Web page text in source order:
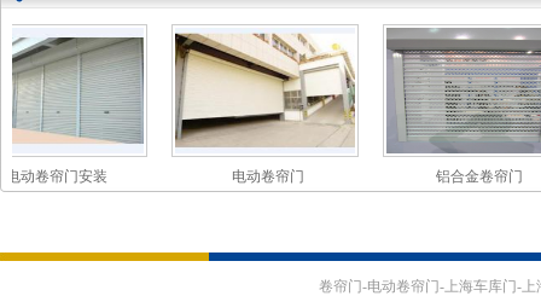
帘门安装 电动卷帘门 铝合金卷帘门
卷帘门-电动卷帘门-上海车库门-上